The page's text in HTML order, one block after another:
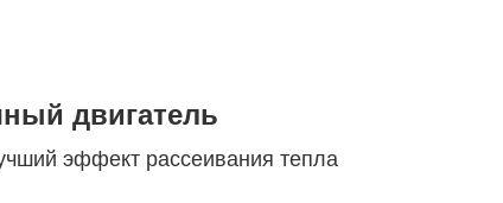
двигатель
эффект рассеивания тепла